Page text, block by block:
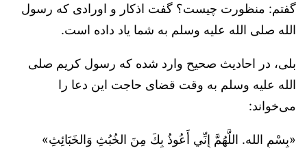
گفتم: منظورت چیست؟ گفت اذکار و اورادی که رسول
الله صلی الله علیه وسلم به شما یاد داده است.
بلی، در احادیث صحیح وارد شده که رسول کریم صلی
الله علیه وسلم به وقت قضای حاجت این دعا را‌
می‌خواند:
«‌‌بِسْمِ الله. اللَّهُمَّ إِنِّي أَعُوذُ بِكَ مِنَ الخُبُثِ وَالخَبَائِثِ»